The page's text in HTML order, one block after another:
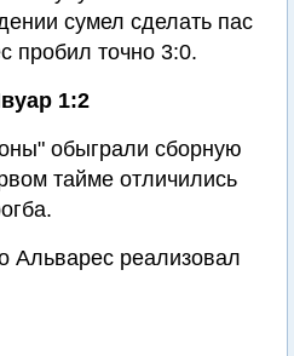
сумел сделать пас
пробил точно 3:0.
1:2
обыграли сборную
тайме отличились
Альварес реализовал